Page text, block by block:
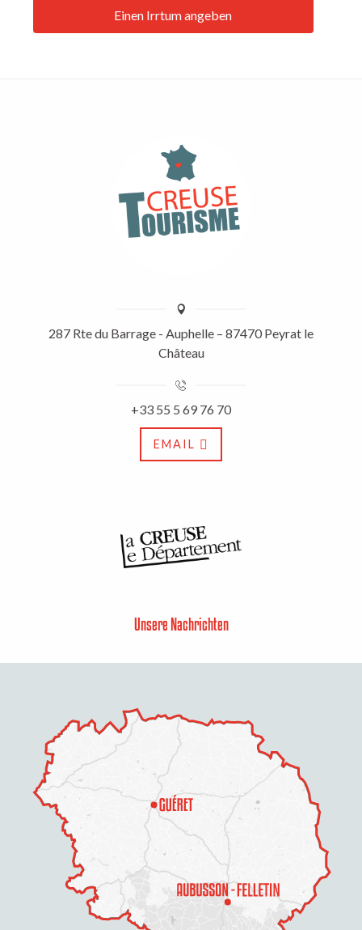
Beschreibung
Preise
Einen Irrtum angeben
287 Rte du Barrage - Auphelle – 87470 Peyrat le
Château
+33 55 5 69 76 70
EMAIL
Unsere Nachrichten